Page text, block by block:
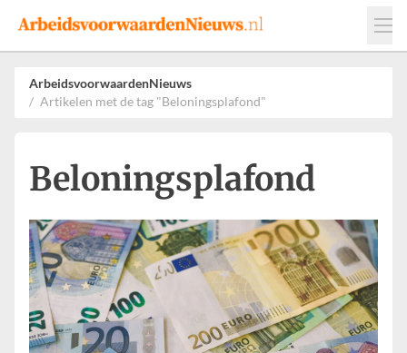
Events
Adverteren
Leveranciers
Werkgevers
ArbeidsvoorwaardenNieuws
Artikelen met de tag "Beloningsplafond"
Beloningsplafond